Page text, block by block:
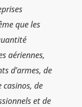
que les
aériennes,
d’armes, de
casinos, de
et de